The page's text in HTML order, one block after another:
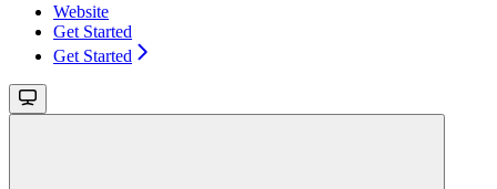
Website
Get Started
Get Started